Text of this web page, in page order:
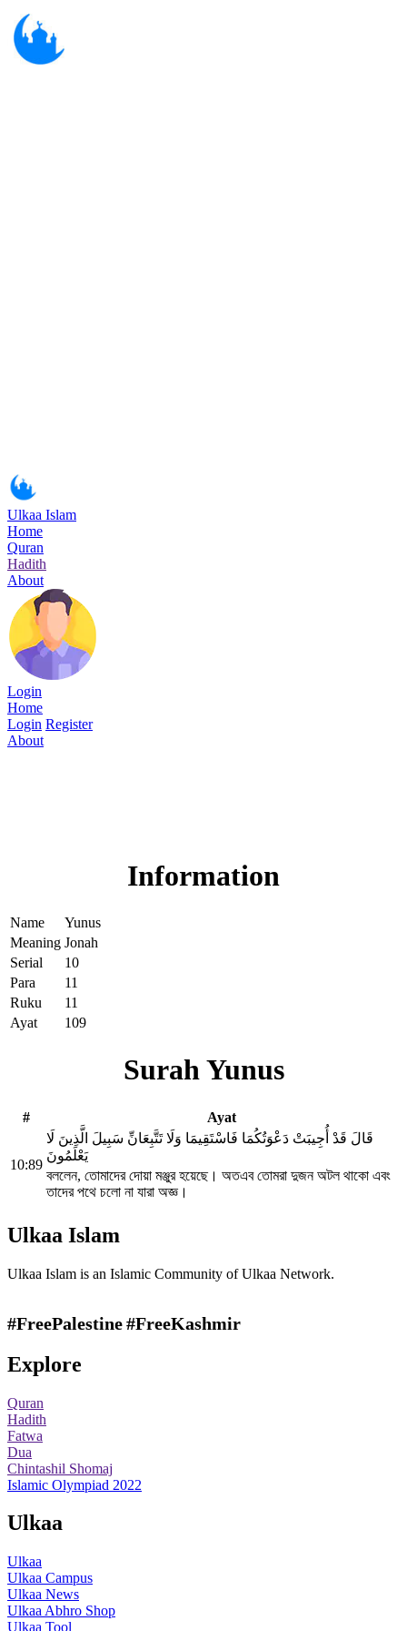
Ulkaa Islam
Home
Quran
Hadith
About
Login
Home
Login Register
About
Information
Name
Yunus
Meaning Jonah
Serial
10
Para
11
Ruku
11
Ayat
109
Surah Yunus
# Ayat
10:89
قَالَ قَدْ أُجِيبَتْ دَعْوَتُكُمَا فَاسْتَقِيمَا وَلَا تَتَّبِعَانِّ سَبِيلَ الَّذِينَ لَا
يَعْلَمُونَ
বললেন, তোমাদের দোয়া মঞ্জুর হয়েছে। অতএব তোমরা দুজন অটল থাকো এবং
তাদের পথে চলো না যারা অজ্ঞ।
Ulkaa Islam
Ulkaa Islam is an Islamic Community of Ulkaa Network.
#FreePalestine#FreeKashmir
Explore
Quran
Hadith
Fatwa
Dua
Chintashil Shomaj
Islamic Olympiad 2022
Ulkaa
Ulkaa
Ulkaa Campus
Ulkaa News
Ulkaa Abhro Shop
Ulkaa Tool